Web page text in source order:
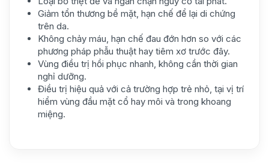
Giảm tổn thương bề mặt, hạn chế để lại di chứng
trên da.
Không chảy máu, hạn chế đau đớn hơn so với các
phương pháp phẫu thuật hay tiêm xơ trước đây.
Vùng điều trị hồi phục nhanh, không cần thời gian
nghỉ dưỡng.
Điều trị hiệu quả với cả trường hợp trẻ nhỏ, tại vị trí
hiểm vùng đầu mặt cổ hay môi và trong khoang
miệng.